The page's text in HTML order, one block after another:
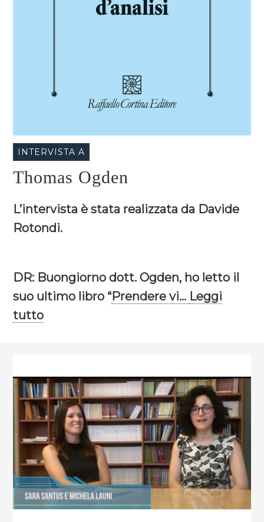
INTERVISTA A
Thomas Ogden
L’intervista è stata realizzata da Davide
Rotondi.
DR: Buongiorno dott. Ogden, ho letto il
suo ultimo libro “Prendere vi... Leggi
tutto